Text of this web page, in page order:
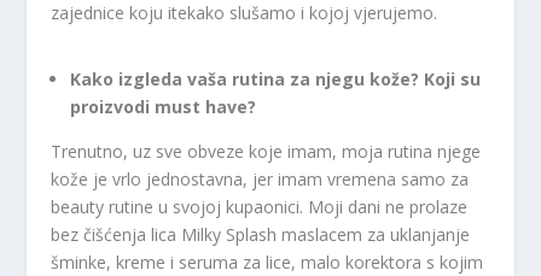
zajednice koju itekako slušamo i kojoj vjerujemo.
Kako izgleda vaša rutina za njegu kože? Koji su
proizvodi must have?
Trenutno, uz sve obveze koje imam, moja rutina njege
kože je vrlo jednostavna, jer imam vremena samo za
beauty rutine u svojoj kupaonici. Moji dani ne prolaze
bez čišćenja lica Milky Splash maslacem za uklanjanje
šminke, kreme i seruma za lice, malo korektora s kojim